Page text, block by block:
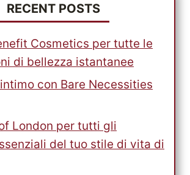
AMAZON.COM,
E
SPEDISCI
I
PRODOTTI
A
CON
PARCELBOUND.
RECENT POSTS
Cosmetics per tutte le
di bellezza istantanee
con Bare Necessities
London per tutti gli
del tuo stile di vita di